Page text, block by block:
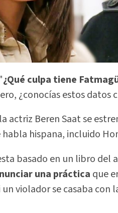
¿Qué culpa tiene
¿conocías estos datos
actriz Beren Saat se
hispana, incluido
basado en un libro
una práctica que
violador se casaba